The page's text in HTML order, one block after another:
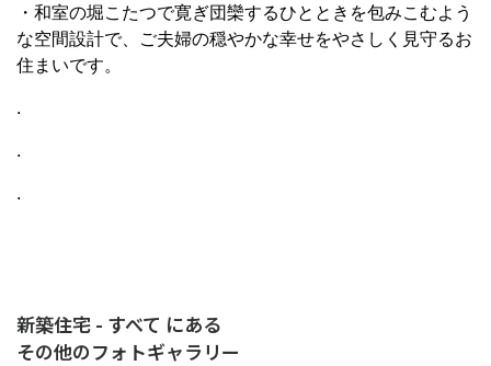
・和室の堀こたつで寛ぎ団欒するひとときを包みこむよう
な空間設計で、ご夫婦の穏やかな幸せをやさしく見守るお
住まいです。
.
.
.
新築住宅 - すべて にある
その他のフォトギャラリー